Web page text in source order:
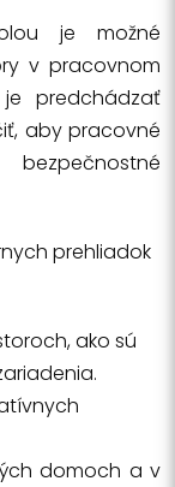
je možné
v pracovnom
predchádzať
aby pracovné
prehliadok
ako sú
domoch a v